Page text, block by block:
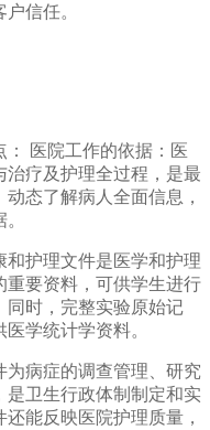
信任。
： 医院工作的依据：医
治疗及护理全过程，是最
态了解病人全面信息，
护理文件是医学和护理
重要资料，可供学生进行
同时，完整实验原始记
学统计学资料。
病症的调查管理、研究
是卫生行政体制制定和实
能反映医院护理质量，